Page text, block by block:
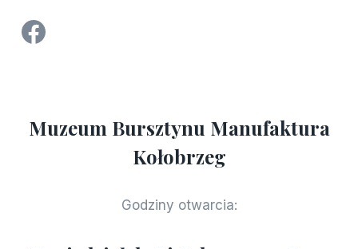
Strona Facebook Manufaktura Bursztynu - Muzeum Bursztynu w Kołobrzegu
Muzeum Bursztynu Manufaktura
Kołobrzeg
Godziny otwarcia: